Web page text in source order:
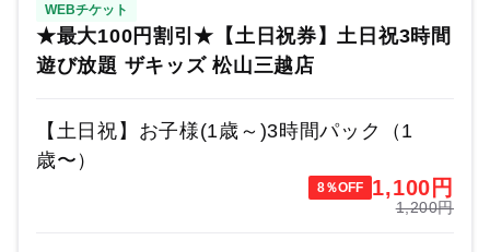
WEBチケット
★最大100円割引★【土日祝券】土日祝3時間
遊び放題 ザキッズ 松山三越店
【土日祝】お子様(1歳～)3時間パック（1
歳〜）
8％OFF 1,100 円
1,200円